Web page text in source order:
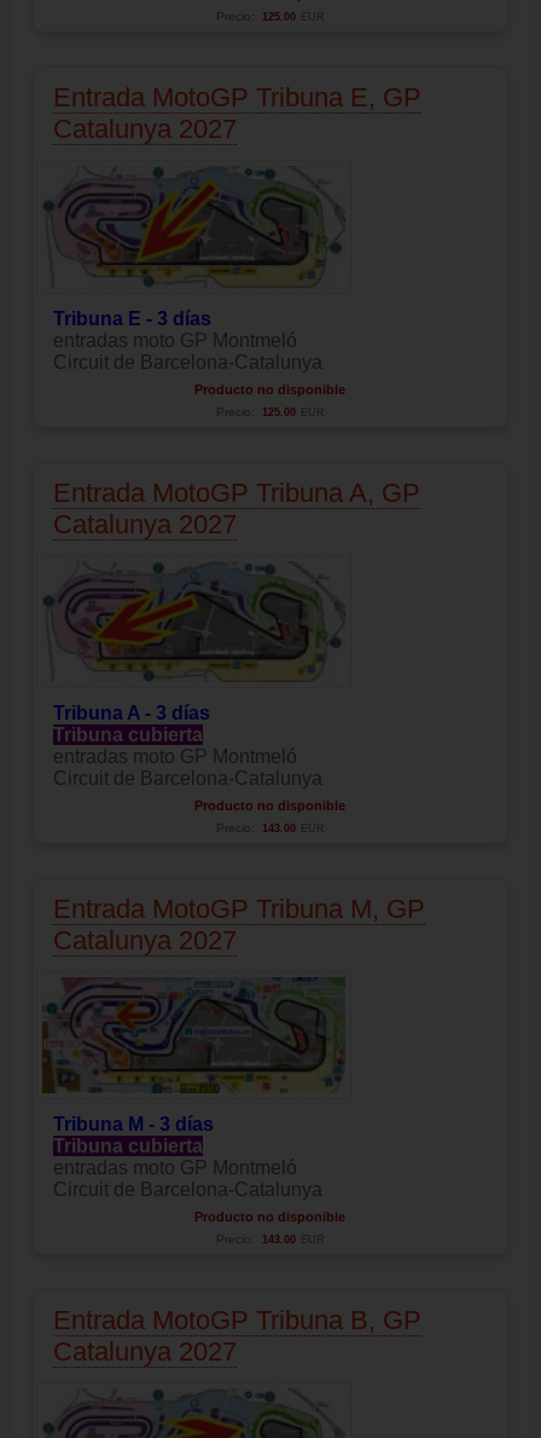
Precio: 125.00 EUR
Entrada MotoGP Tribuna E, GP
Catalunya 2027
Tribuna E - 3 días
entradas moto GP Montmeló
Circuit de Barcelona-Catalunya
Producto no disponible
Precio: 125.00 EUR
Entrada MotoGP Tribuna A, GP
Catalunya 2027
Tribuna A - 3 días
Tribuna cubierta
entradas moto GP Montmeló
Circuit de Barcelona-Catalunya
Producto no disponible
Precio: 143.00 EUR
Entrada MotoGP Tribuna M, GP
Catalunya 2027
Tribuna M - 3 días
Tribuna cubierta
entradas moto GP Montmeló
Circuit de Barcelona-Catalunya
Producto no disponible
Precio: 143.00 EUR
Entrada MotoGP Tribuna B, GP
Catalunya 2027